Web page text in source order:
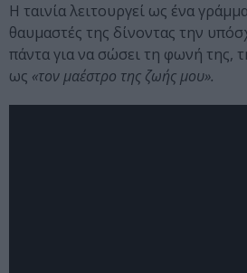
Η ταινία λειτουργεί ως ένα
θαυμαστές της δίνοντας την
πάντα για να σώσει τη φωνή της,
ως «τον μαέστρο της ζωής μου».